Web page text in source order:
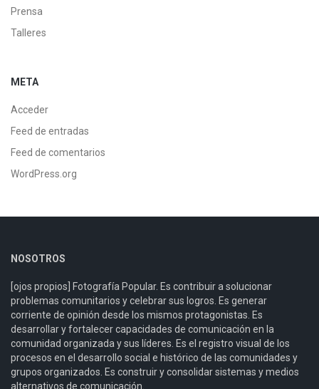
Prensa
Talleres
META
Acceder
Feed de entradas
Feed de comentarios
WordPress.org
NOSOTROS
[ojos propios] Fotografía Popular. Es contribuir a solucionar
problemas comunitarios y celebrar sus logros. Es generar
corriente de opinión desde los mismos protagonistas. Es
desarrollar y fortalecer capacidades de comunicación en la
comunidad organizada y sus líderes. Es el registro visual de los
procesos en el desarrollo social e histórico de las comunidades y
grupos organizados. Es construir y consolidar sistemas y medios
alternativos de comunicación.